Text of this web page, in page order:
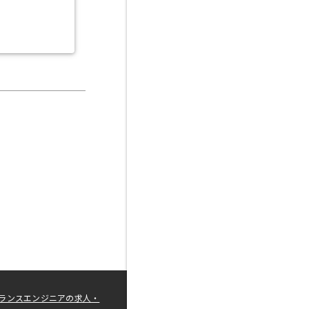
ンスエンジニアの求人・